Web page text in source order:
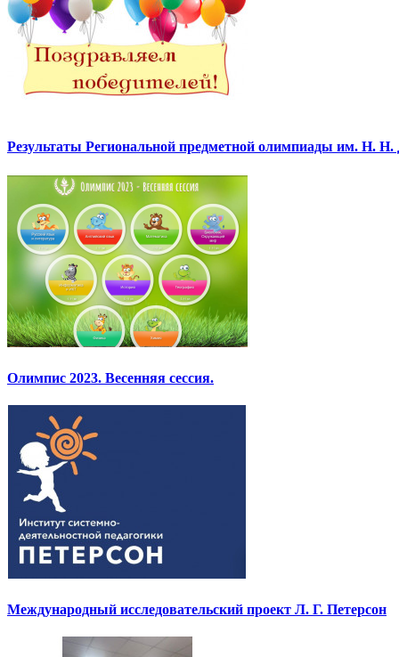
Результаты Региональной предметной олимпиады им. Н. Н.
Олимпис 2023. Весенняя сессия.
Международный исследовательский проект Л. Г. Петерсон